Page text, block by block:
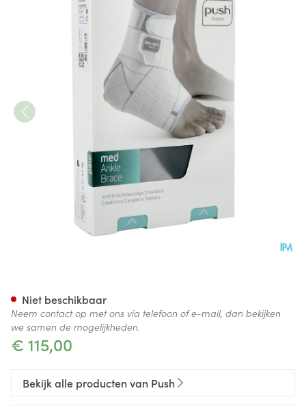
€ 115,00
Niet beschikbaar
Neem contact op met ons via telefoon of e-mail, dan bekijken
we samen de mogelijkheden.
Bekijk alle producten van Push